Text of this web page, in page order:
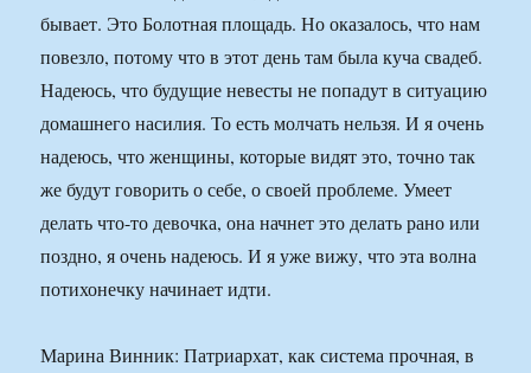
бывает. Это Болотная площадь. Но оказалось, что нам
повезло, потому что в этот день там была куча свадеб.
Надеюсь, что будущие невесты не попадут в ситуацию
домашнего насилия. То есть молчать нельзя. И я очень
надеюсь, что женщины, которые видят это, точно так
же будут говорить о себе, о своей проблеме. Умеет
делать что-то девочка, она начнет это делать рано или
поздно, я очень надеюсь. И я уже вижу, что эта волна
потихонечку начинает идти.
Марина Винник: Патриархат, как система прочная, в